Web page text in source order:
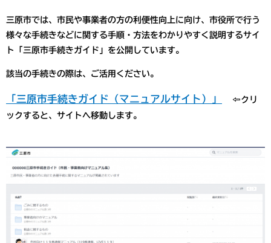
三原市では、市民や事業者の方の利便性向上に向け、市役所で行う
様々な手続きなどに関する手順・方法をわかりやすく説明するサイ
ト「三原市手続きガイド」を公開しています。
該当の手続きの際は、ご活用ください。
「三原市手続きガイド（マニュアルサイト）」
⇦クリ
ックすると、サイトへ移動します。